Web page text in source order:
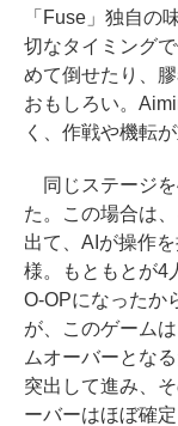
「Fuse」独自の
切なタイミング
めて倒せたり、
おもしろい。
く、作戦や機転
同じステージを
た。この場合は
出て、AIが操作
様。もともとが4
O-OPになったか
が、このゲーム
ムオーバーとな
突出して進み、
ーバーはほぼ確